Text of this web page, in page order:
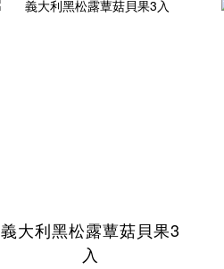
義大利黑松露蕈菇貝果3
入